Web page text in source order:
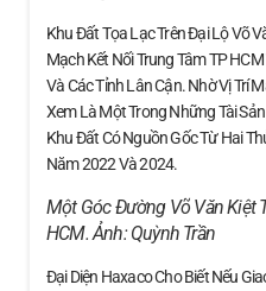
Khu Đất Tọa Lạc Trên Đại Lộ Võ
Mạch Kết Nối Trung Tâm TP
Và Các Tỉnh Lân Cận. Nhờ Vị Trí
Xem Là Một Trong Những Tài
Khu Đất Có Nguồn Gốc Từ Hai
Năm 2022 Và 2024.
Một Góc Đường Võ Văn Kiệt
HCM. Ảnh:Quỳnh Trần
Đại Diện Haxaco Cho Biết Nếu